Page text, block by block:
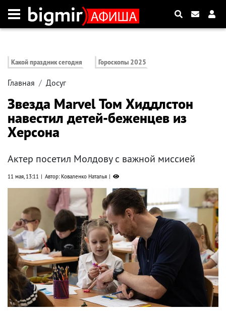
Какой праздник сегодня Гороскопы 2025
Главная Досуг
Звезда Marvel Том Хиддлстон
навестил детей-беженцев из
Херсона
Актер посетил Молдову с важной миссией
11 мая, 13:11 Автор: Коваленко Наталья